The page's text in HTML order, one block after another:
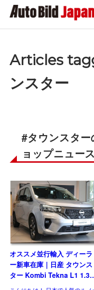
Articles
ンスター
#タウンスタ
ョップニュー
オススメ並行輸入 ディーラ
ー新車在庫｜日産 タウンス
ター Kombi Tekna L1 1.3
DIG-T130 7EDC 左ハンドル